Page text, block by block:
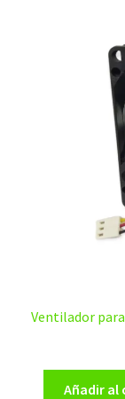
Ventilador
Añadir al